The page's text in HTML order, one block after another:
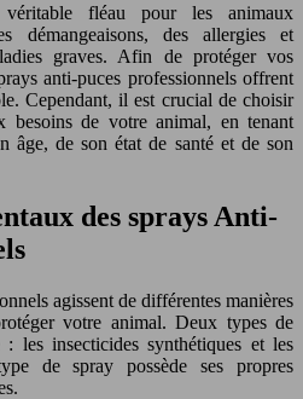
démangeaisons, des allergies et
graves. Afin de protéger vos
anti-puces professionnels offrent
Cependant, il est crucial de choisir
besoins de votre animal, en tenant
âge, de son état de santé et de son
des sprays Anti-
agissent de différentes manières
votre animal. Deux types de
les insecticides synthétiques et les
de spray possède ses propres